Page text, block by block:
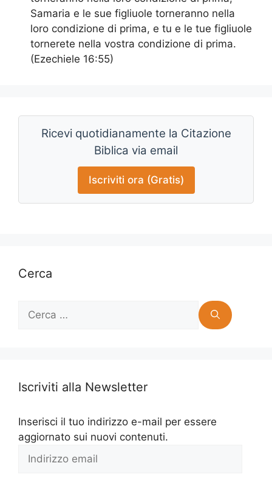
Samaria e le sue figliuole torneranno nella
loro condizione di prima, e tu e le tue figliuole
tornerete nella vostra condizione di prima.
(Ezechiele 16:55)
Ricevi quotidianamente la Citazione
Biblica via email
Iscriviti ora (Gratis)
Cerca
per:
Iscriviti alla Newsletter
Inserisci il tuo indirizzo e-mail per essere
aggiornato sui nuovi contenuti.
email